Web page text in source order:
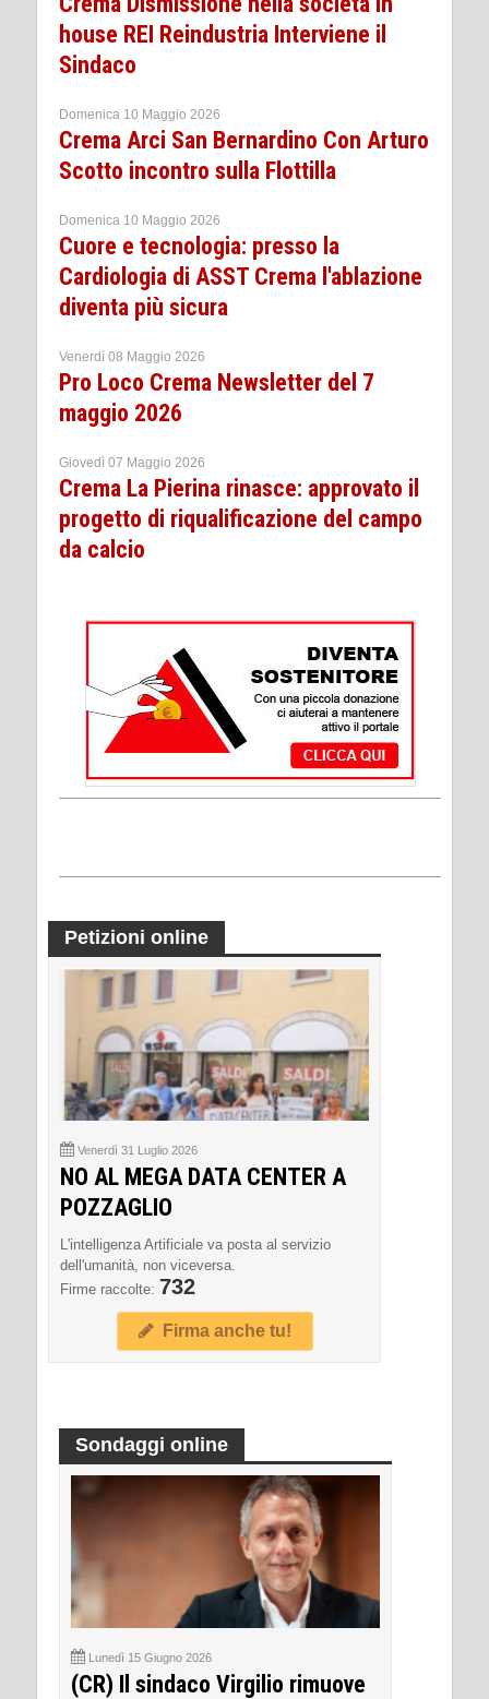
house REI Reindustria Interviene il
Sindaco
Domenica 10 Maggio 2026
Crema Arci San Bernardino Con Arturo
Scotto incontro sulla Flottilla
Domenica 10 Maggio 2026
Cuore e tecnologia: presso la
Cardiologia di ASST Crema l'ablazione
diventa più sicura
Venerdì 08 Maggio 2026
Pro Loco Crema Newsletter del 7
maggio 2026
Giovedì 07 Maggio 2026
Crema La Pierina rinasce: approvato il
progetto di riqualificazione del campo
da calcio
Petizioni online
Venerdì 31 Luglio 2026
NO AL MEGA DATA CENTER A
POZZAGLIO
L'intelligenza Artificiale va posta al servizio
dell'umanità, non viceversa.
Firme raccolte: 732
Firma anche tu!
Sondaggi online
Lunedì 15 Giugno 2026
(CR) Il sindaco Virgilio rimuove